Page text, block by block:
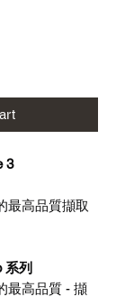
3
最高品質擷取
系列
最高品質 - 擷